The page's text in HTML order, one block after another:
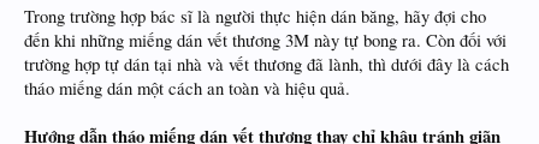
Trong trường hợp bác sĩ là người thực hiện dán băng, hãy đợi cho
đến khi những miếng dán vết thương 3M này tự bong ra. Còn đối với
trường hợp tự dán tại nhà và vết thương đã lành, thì dưới đây là cách
tháo miếng dán một cách an toàn và hiệu quả.
Hướng dẫn tháo miếng dán vết thương thay chỉ khâu tránh giãn